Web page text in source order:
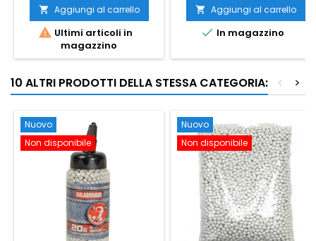
 Aggiungi al carrello
 Ultimi articoli in
magazzino
rispetto alle economiche
importazioni cinesi,
pressione costante, nessuna
adatta a qualsiasi pistola e
 Aggiungi al carrello
 In magazzino
10 ALTRI PRODOTTI DELLA STESSA CATEGORIA: >
<
Nuovo
Non disponibile
Nuovo
Non disponibile